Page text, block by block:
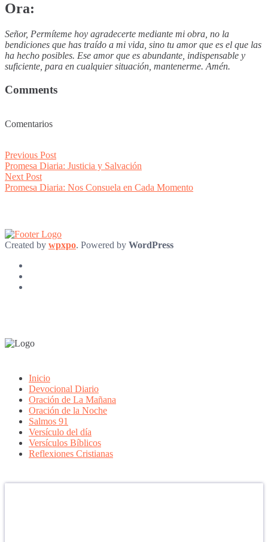
Ora:
Señor, Permíteme hoy agradecerte mediante mi obra, no la
bendiciones que has traído a mi vida, sino tu amor que es el que las
ha hecho posibles. Ese amor que es abundante, indispensable y
suficiente, para en cualquier situación, mantenerme. Amén.
Comments
Comentarios
Post
navigation
Previous PostPrevious
post:
Promesa Diaria: Justicia y Salvación
Next PostNext
post:
Promesa Diaria: Nos Consuela en Cada Momento
Created by wpxpo. Powered by WordPress
Inicio
Devocional Diario
Oración de La Mañana
Oración de la Noche
Salmos 91
Versículo del día
Versículos Bíblicos
Reflexiones Cristianas